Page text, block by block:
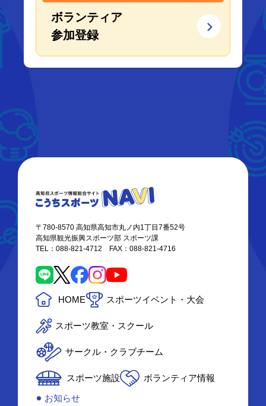
ボランティア
参加登録
〒780-8570 高知県高知市丸ノ内1丁目7番52号
高知県観光振興スポーツ部 スポーツ課
TEL：088-821-4712 FAX：088-821-4716
HOME スポーツイベント・大会
スポーツ教室・スクール
サークル・クラブチーム
スポーツ施設
ボランティア情報
お知らせ